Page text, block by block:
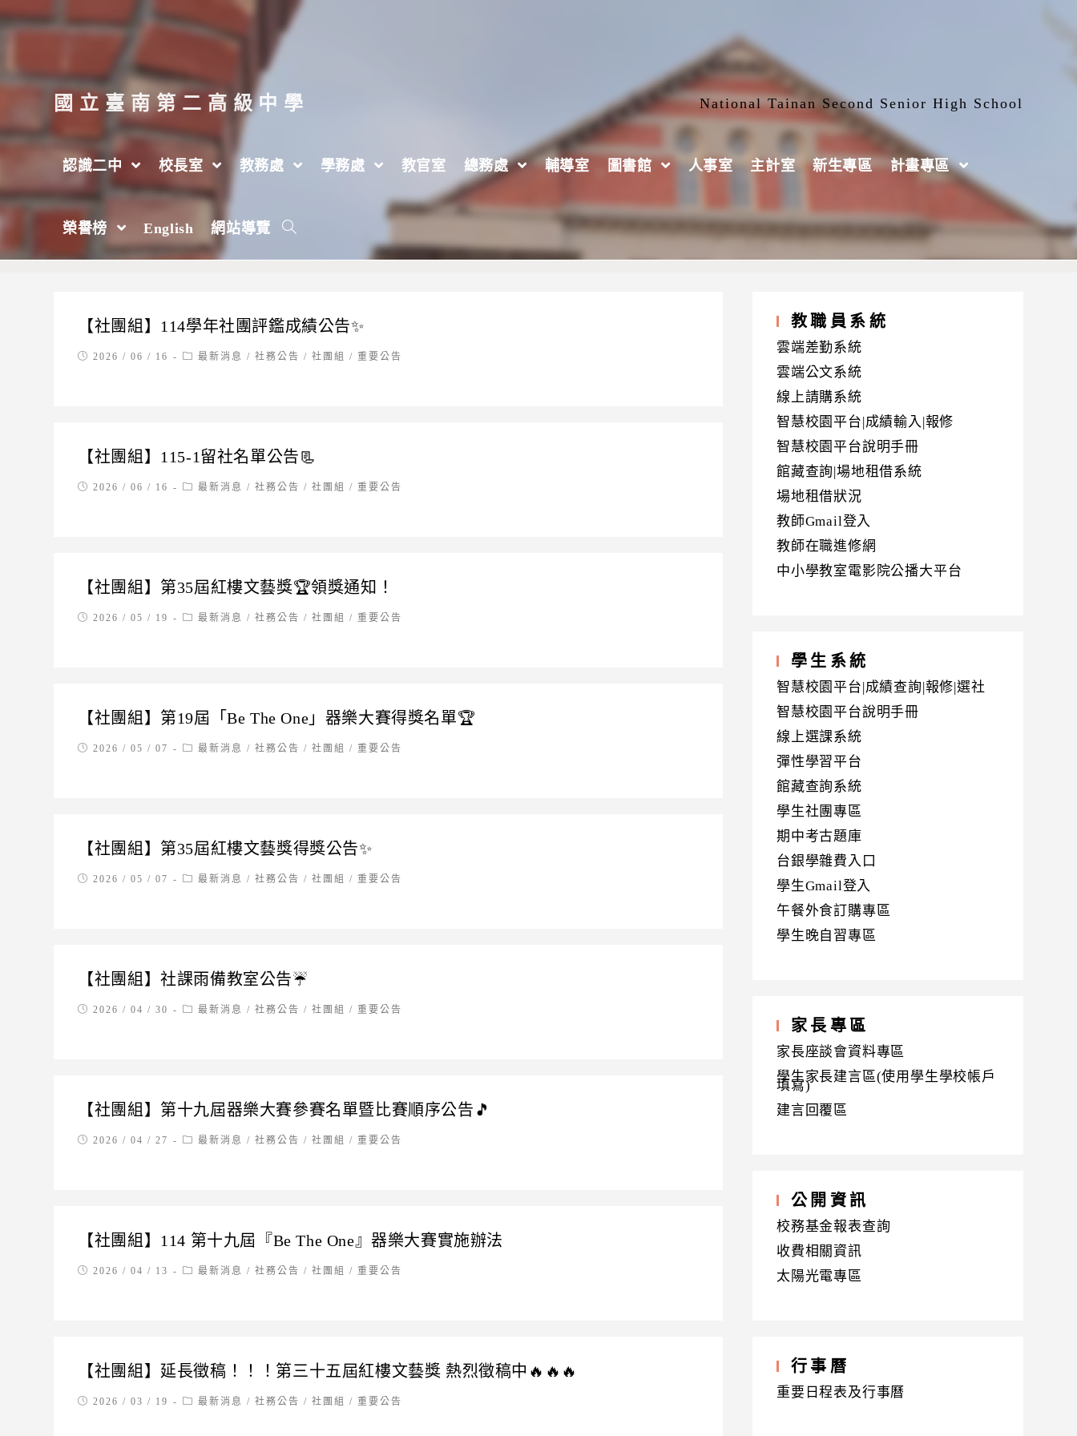
跳
至
要
內
容
國立臺南第二高級中學 National Tainan Second Senior High School
認識二中 校長室 教務處 學務處 教官室 總務處 輔導室 圖書館 人事室 主計室 新生專區 計畫專區
榮譽榜 English 網站導覽
社務公告
學務處 > 社務公告
【社團組】114學年社團評鑑成績公告✨
Post2026 / 06 / 16
Post最新消息 / 社務公告 / 社團組 / 重要公告
【社團組】115-1留社名單公告📃
Post2026 / 06 / 16
Post最新消息 / 社務公告 / 社團組 / 重要公告
【社團組】第35屆紅樓文藝獎🏆領獎通知！
Post2026 / 05 / 19
Post最新消息 / 社務公告 / 社團組 / 重要公告
【社團組】第19屆「Be The One」器樂大賽得獎名單🏆
Post2026 / 05 / 07
Post最新消息 / 社務公告 / 社團組 / 重要公告
【社團組】第35屆紅樓文藝獎得獎公告✨
Post2026 / 05 / 07
Post最新消息 / 社務公告 / 社團組 / 重要公告
【社團組】社課雨備教室公告☔
Post2026 / 04 / 30
Post最新消息 / 社務公告 / 社團組 / 重要公告
【社團組】第十九屆器樂大賽參賽名單暨比賽順序公告🎵
Post2026 / 04 / 27
Post最新消息 / 社務公告 / 社團組 / 重要公告
【社團組】114 第十九屆『Be The One』器樂大賽實施辦法
Post2026 / 04 / 13
Post最新消息 / 社務公告 / 社團組 / 重要公告
【社團組】延長徵稿！！！第三十五屆紅樓文藝獎 熱烈徵稿中🔥🔥🔥
Post2026 / 03 / 19
Post最新消息 / 社務公告 / 社團組 / 重要公告
教職員系統
雲端差勤系統
雲端公文系統
線上請購系統
智慧校園平台|成績輸入|報修
智慧校園平台說明手冊
館藏查詢|場地租借系統
場地租借狀況
教師Gmail登入
教師在職進修網
中小學教室電影院公播大平台
學生系統
智慧校園平台|成績查詢|報修|選社
智慧校園平台說明手冊
線上選課系統
彈性學習平台
館藏查詢系統
學生社團專區
期中考古題庫
台銀學雜費入口
學生Gmail登入
午餐外食訂購專區
學生晚自習專區
家長專區
家長座談會資料專區
學生家長建言區(使用學生學校帳戶
填寫)
建言回覆區
公開資訊
校務基金報表查詢
收費相關資訊
太陽光電專區
行事曆
重要日程表及行事曆